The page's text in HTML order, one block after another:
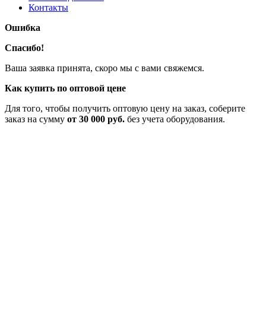
Контакты
Ошибка
Спасибо!
Ваша заявка принята, скоро мы с вами свяжемся.
Как купить по оптовой цене
Для того, чтобы получить оптовую цену на заказ, соберите
заказ на сумму от 30 000 руб. без учета оборудования.